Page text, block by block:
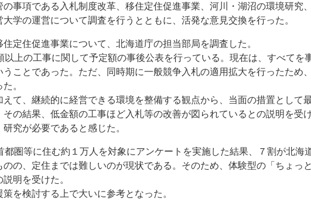
事項である入札制度改革、移住定住促進事業、河川・湖沼の環境研究
学の運営について調査を行うとともに、活発な意見交換を行った。
定住促進事業について、北海道庁の担当部局を調査した。
上の工事に関して予定額の事後公表を行っている。現在は、すべてを
ことであった。ただ、同時期に一般競争入札の適用拡大を行ったため
。
て、継続的に経営できる環境を整備する観点から、当面の措置として
の結果、低金額の工事ほど入札等の改善が図られているとの説明を受け
究が必要であると感じた。
圏等に住む約１万人を対象にアンケートを実施した結果、７割が北海
の、定住までは難しいのが現状である。そのため、体験型の「ちょっ
明を受けた。
を検討する上で大いに参考となった。